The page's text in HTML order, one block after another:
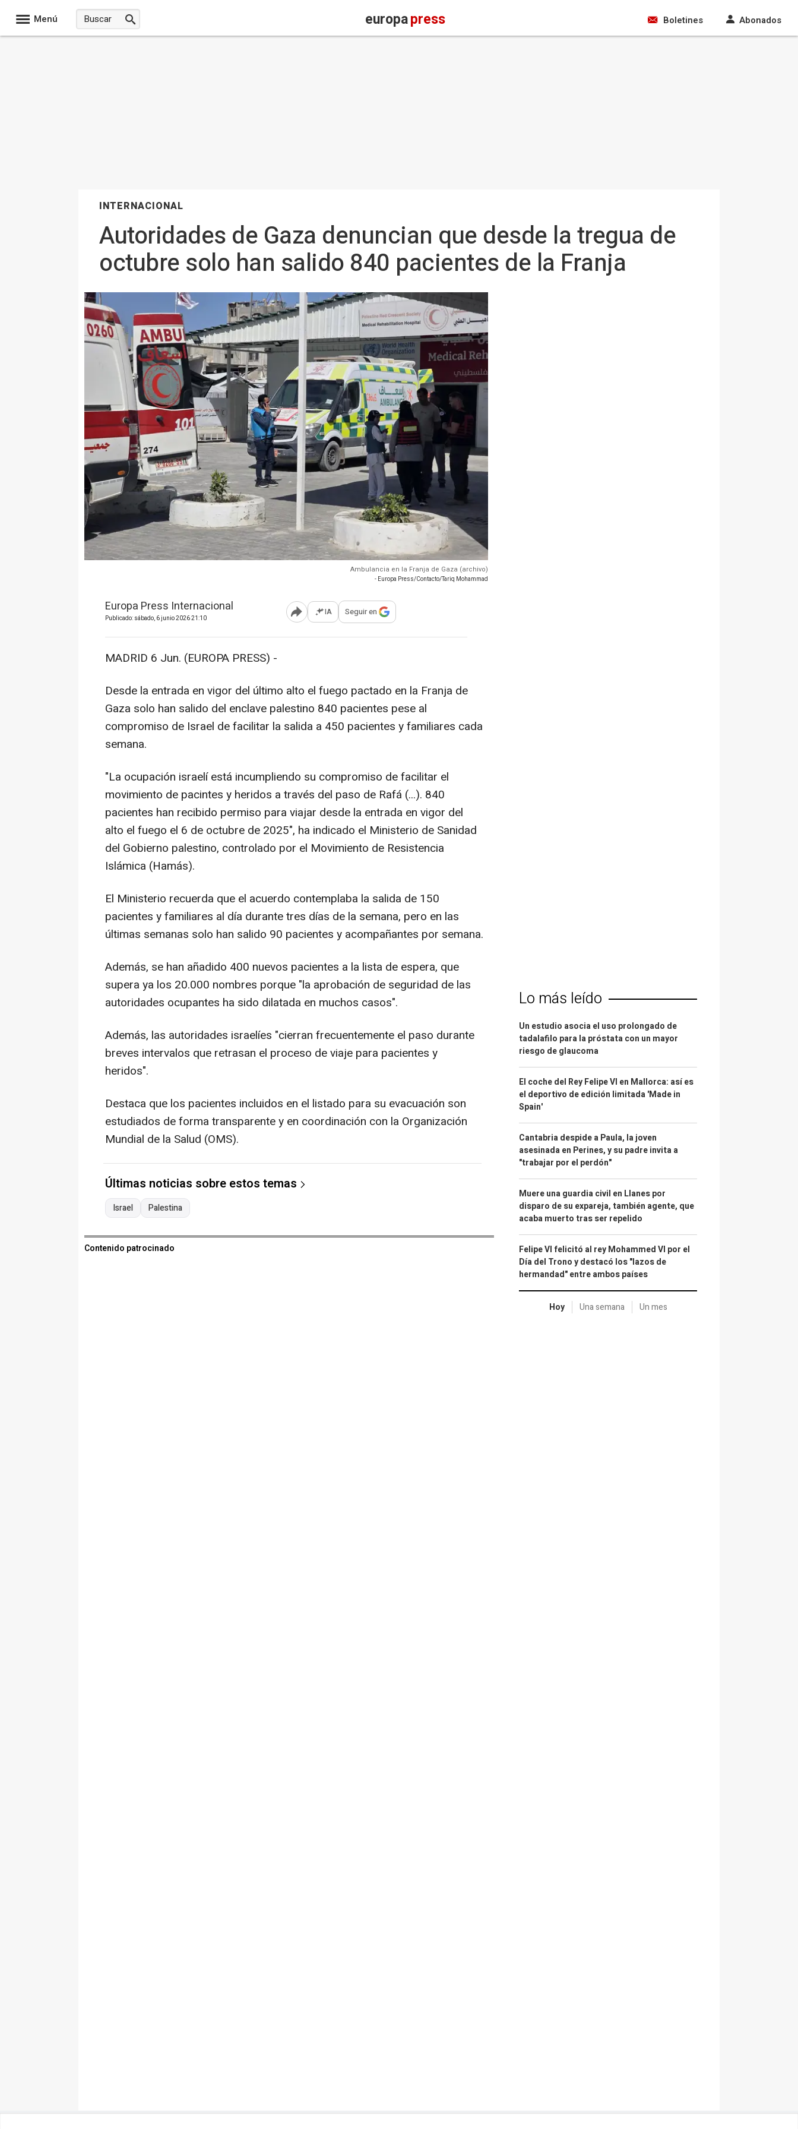
Menú europapress Boletines Abonados
INTERNACIONAL
Autoridades de Gaza denuncian que desde la tregua de
octubre solo han salido 840 pacientes de la Franja
Ambulancia en la Franja de Gaza (archivo)
- Europa Press/Contacto/Tariq Mohammad
Europa Press Internacional
Publicado: sábado, 6 junio 2026 21:10 Abrir opciones para compartir
IA Seguir en
MADRID 6 Jun. (EUROPA PRESS) -
Desde la entrada en vigor del último alto el fuego pactado en la Franja de
Gaza solo han salido del enclave palestino 840 pacientes pese al
compromiso de Israel de facilitar la salida a 450 pacientes y familiares cada
semana.
"La ocupación israelí está incumpliendo su compromiso de facilitar el
movimiento de pacintes y heridos a través del paso de Rafá (...). 840
pacientes han recibido permiso para viajar desde la entrada en vigor del
alto el fuego el 6 de octubre de 2025", ha indicado el Ministerio de Sanidad
del Gobierno palestino, controlado por el Movimiento de Resistencia
Islámica (Hamás).
El Ministerio recuerda que el acuerdo contemplaba la salida de 150
pacientes y familiares al día durante tres días de la semana, pero en las
últimas semanas solo han salido 90 pacientes y acompañantes por semana.
Además, se han añadido 400 nuevos pacientes a la lista de espera, que
supera ya los 20.000 nombres porque "la aprobación de seguridad de las
autoridades ocupantes ha sido dilatada en muchos casos".
Además, las autoridades israelíes "cierran frecuentemente el paso durante
breves intervalos que retrasan el proceso de viaje para pacientes y
heridos".
Destaca que los pacientes incluidos en el listado para su evacuación son
estudiados de forma transparente y en coordinación con la Organización
Mundial de la Salud (OMS).
Últimas noticias sobre estos temas
Israel Palestina
Contenido patrocinado
Lo más leído
Un estudio asocia el uso prolongado de
tadalafilo para la próstata con un mayor
riesgo de glaucoma
El coche del Rey Felipe VI en Mallorca: así es
el deportivo de edición limitada 'Made in
Spain'
Cantabria despide a Paula, la joven
asesinada en Perines, y su padre invita a
"trabajar por el perdón"
Muere una guardia civil en Llanes por
disparo de su expareja, también agente, que
acaba muerto tras ser repelido
Felipe VI felicitó al rey Mohammed VI por el
Día del Trono y destacó los "lazos de
hermandad" entre ambos países
Hoy Una semana Un mes